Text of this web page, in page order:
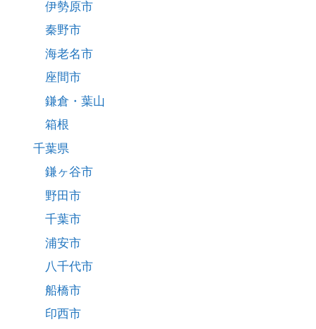
伊勢原市
秦野市
海老名市
座間市
鎌倉・葉山
箱根
千葉県
鎌ヶ谷市
野田市
千葉市
浦安市
八千代市
船橋市
印西市